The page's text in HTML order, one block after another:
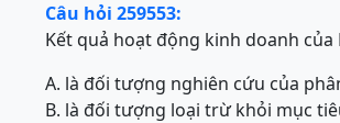
Câu hỏi 259553:
Kết quả hoạt động kinh doanh của
A. là đối tượng nghiên cứu của
B. là đối tượng loại trừ khỏi mục